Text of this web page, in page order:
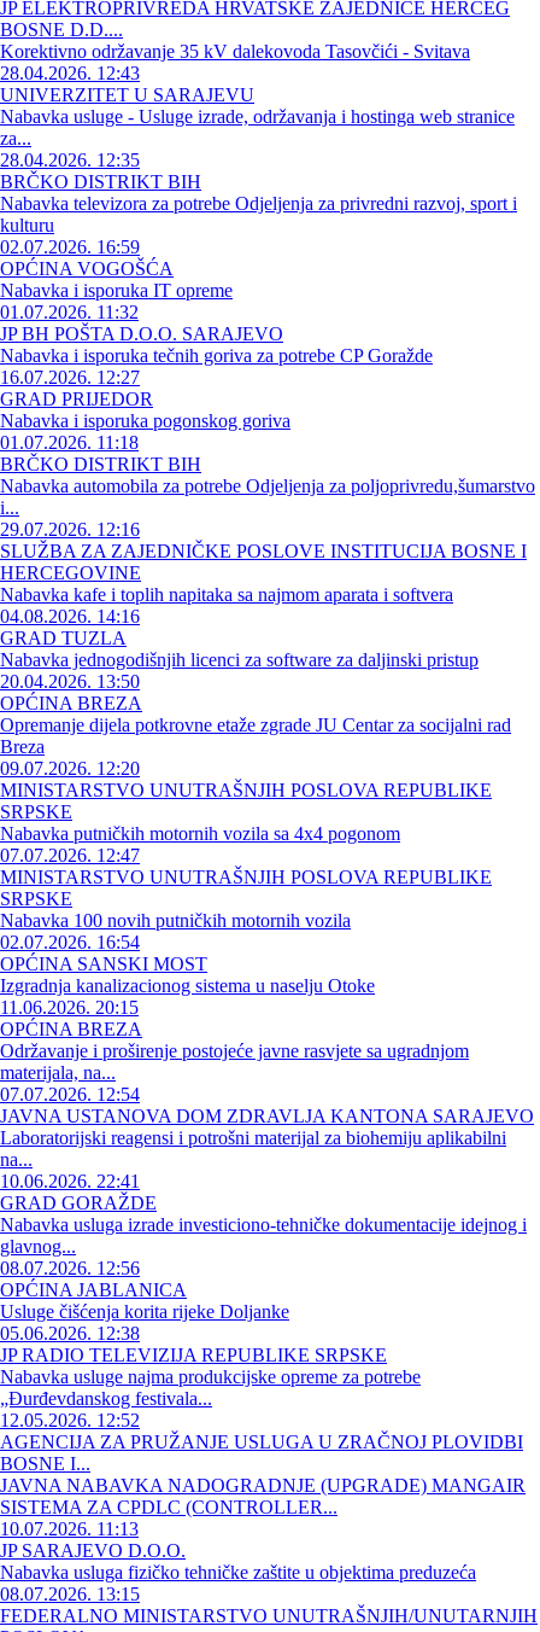
JP ELEKTROPRIVREDA HRVATSKE ZAJEDNICE HERCEG
BOSNE D.D....
Korektivno održavanje 35 kV dalekovoda Tasovčići - Svitava
28.04.2026. 12:43
UNIVERZITET U SARAJEVU
Nabavka usluge - Usluge izrade, održavanja i hostinga web stranice
za...
28.04.2026. 12:35
BRČKO DISTRIKT BIH
Nabavka televizora za potrebe Odjeljenja za privredni razvoj, sport i
kulturu
02.07.2026. 16:59
OPĆINA VOGOŠĆA
Nabavka i isporuka IT opreme
01.07.2026. 11:32
JP BH POŠTA D.O.O. SARAJEVO
Nabavka i isporuka tečnih goriva za potrebe CP Goražde
16.07.2026. 12:27
GRAD PRIJEDOR
Nabavka i isporuka pogonskog goriva
01.07.2026. 11:18
BRČKO DISTRIKT BIH
Nabavka automobila za potrebe Odjeljenja za poljoprivredu,šumarstvo
i...
29.07.2026. 12:16
SLUŽBA ZA ZAJEDNIČKE POSLOVE INSTITUCIJA BOSNE I
HERCEGOVINE
Nabavka kafe i toplih napitaka sa najmom aparata i softvera
04.08.2026. 14:16
GRAD TUZLA
Nabavka jednogodišnjih licenci za software za daljinski pristup
20.04.2026. 13:50
OPĆINA BREZA
Opremanje dijela potkrovne etaže zgrade JU Centar za socijalni rad
Breza
09.07.2026. 12:20
MINISTARSTVO UNUTRAŠNJIH POSLOVA REPUBLIKE
SRPSKE
Nabavka putničkih motornih vozila sa 4x4 pogonom
07.07.2026. 12:47
MINISTARSTVO UNUTRAŠNJIH POSLOVA REPUBLIKE
SRPSKE
Nabavka 100 novih putničkih motornih vozila
02.07.2026. 16:54
OPĆINA SANSKI MOST
Izgradnja kanalizacionog sistema u naselju Otoke
11.06.2026. 20:15
OPĆINA BREZA
Održavanje i proširenje postojeće javne rasvjete sa ugradnjom
materijala, na...
07.07.2026. 12:54
JAVNA USTANOVA DOM ZDRAVLJA KANTONA SARAJEVO
Laboratorijski reagensi i potrošni materijal za biohemiju aplikabilni
na...
10.06.2026. 22:41
GRAD GORAŽDE
Nabavka usluga izrade investiciono-tehničke dokumentacije idejnog i
glavnog...
08.07.2026. 12:56
OPĆINA JABLANICA
Usluge čišćenja korita rijeke Doljanke
05.06.2026. 12:38
JP RADIO TELEVIZIJA REPUBLIKE SRPSKE
Nabavka usluge najma produkcijske opreme za potrebe
„Đurđevdanskog festivala...
12.05.2026. 12:52
AGENCIJA ZA PRUŽANJE USLUGA U ZRAČNOJ PLOVIDBI
BOSNE I...
JAVNA NABAVKA NADOGRADNJE (UPGRADE) MANGAIR
SISTEMA ZA CPDLC (CONTROLLER...
10.07.2026. 11:13
JP SARAJEVO D.O.O.
Nabavka usluga fizičko tehničke zaštite u objektima preduzeća
08.07.2026. 13:15
FEDERALNO MINISTARSTVO UNUTRAŠNJIH/UNUTARNJIH